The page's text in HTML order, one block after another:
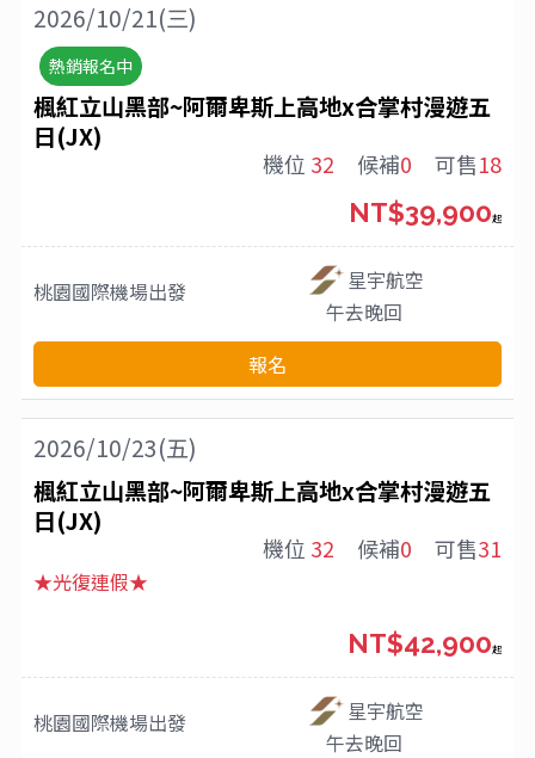
2026/10/21(三)
熱銷報名中
楓紅立山黑部~阿爾卑斯上高地x合掌村漫遊五
日(JX)
機位 32 候補0 可售18
桃園國際機場出發
星宇航空
午去晚回
NT$39,900起
報名
2026/10/23(五)
楓紅立山黑部~阿爾卑斯上高地x合掌村漫遊五
日(JX)
機位 32 候補0 可售31
★光復連假★
桃園國際機場出發
星宇航空
午去晚回
NT$42,900起